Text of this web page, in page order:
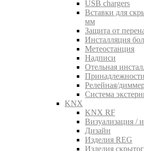
USB chargers
Вставки для
мм
Защита от
Инсталляция
Метеостанция
Надписи
Отельная
Релейная/
Система
KNX
KNX RF
Визуализация /
Дизайн
Изделия REG
Изделия